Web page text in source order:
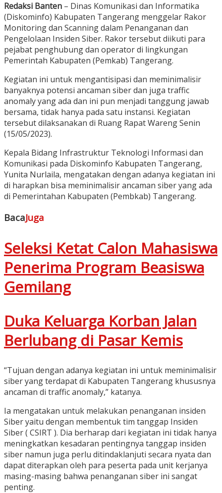
Redaksi Banten – Dinas Komunikasi dan Informatika
(Diskominfo) Kabupaten Tangerang menggelar Rakor
Monitoring dan Scanning dalam Penanganan dan
Pengelolaan Insiden Siber. Rakor tersebut diikuti para
pejabat penghubung dan operator di lingkungan
Pemerintah Kabupaten (Pemkab) Tangerang.
Kegiatan ini untuk mengantisipasi dan meminimalisir
banyaknya potensi ancaman siber dan juga traffic
anomaly yang ada dan ini pun menjadi tanggung jawab
bersama, tidak hanya pada satu instansi. Kegiatan
tersebut dilaksanakan di Ruang Rapat Wareng Senin
(15/05/2023).
Kepala Bidang Infrastruktur Teknologi Informasi dan
Komunikasi pada Diskominfo Kabupaten Tangerang,
Yunita Nurlaila, mengatakan dengan adanya kegiatan ini
di harapkan bisa meminimalisir ancaman siber yang ada
di Pemerintahan Kabupaten (Pembkab) Tangerang.
BacaJuga
Seleksi Ketat Calon Mahasiswa
Penerima Program Beasiswa
Gemilang
Duka Keluarga Korban Jalan
Berlubang di Pasar Kemis
“Tujuan dengan adanya kegiatan ini untuk meminimalisir
siber yang terdapat di Kabupaten Tangerang khususnya
ancaman di traffic anomaly,” katanya.
Ia mengatakan untuk melakukan penanganan insiden
Siber yaitu dengan membentuk tim tanggap Insiden
Siber ( CSIRT ). Dia berharap dari kegiatan ini tidak hanya
meningkatkan kesadaran pentingnya tanggap insiden
siber namun juga perlu ditindaklanjuti secara nyata dan
dapat diterapkan oleh para peserta pada unit kerjanya
masing-masing bahwa penanganan siber ini sangat
penting.